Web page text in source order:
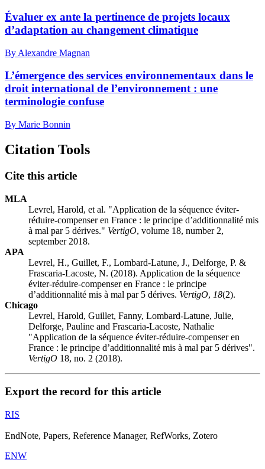
Évaluer ex ante la pertinence de projets locaux
d’adaptation au changement climatique
By Alexandre Magnan
L’émergence des services environnementaux dans le
droit international de l’environnement : une
terminologie confuse
By Marie Bonnin
Citation Tools
Cite this article
MLA
Levrel, Harold, et al. "Application de la séquence éviter-
réduire-compenser en France : le principe d’additionnalité mis
à mal par 5 dérives." VertigO, volume 18, number 2,
september 2018.
APA
Levrel, H., Guillet, F., Lombard-Latune, J., Delforge, P. &
Frascaria-Lacoste, N. (2018). Application de la séquence
éviter-réduire-compenser en France : le principe
d’additionnalité mis à mal par 5 dérives. VertigO, 18(2).
Chicago
Levrel, Harold, Guillet, Fanny, Lombard-Latune, Julie,
Delforge, Pauline and Frascaria-Lacoste, Nathalie
"Application de la séquence éviter-réduire-compenser en
France : le principe d’additionnalité mis à mal par 5 dérives".
VertigO 18, no. 2 (2018).
Export the record for this article
RIS
EndNote, Papers, Reference Manager, RefWorks, Zotero
ENW